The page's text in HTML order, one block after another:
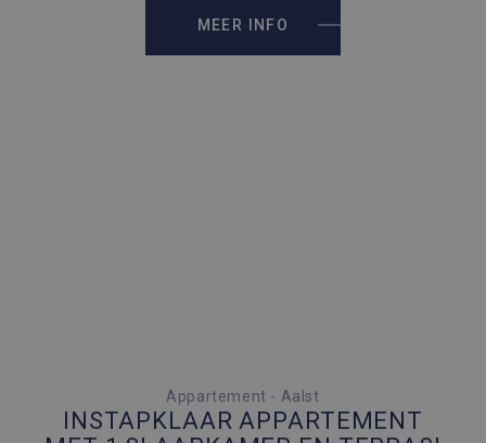
MEER INFO
1 SLAAPKAMER
2
Appartement - Aalst
INSTAPKLAAR APPARTEMENT